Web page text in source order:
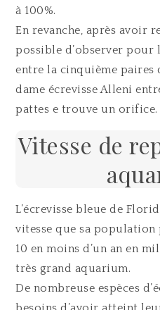
à 100%.
En revanche, après avoir
possible d’observer pour
entre la cinquième paires
dame écrevisse Alleni
pattes e trouve un orifice.
Vitesse de
L’écrevisse bleue de
vitesse que sa
10 en moins d’un an en
très grand aquarium.
De nombreuse espèces